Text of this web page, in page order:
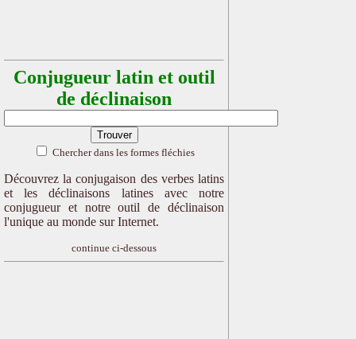
Conjugueur latin et outil
de déclinaison
Chercher dans les formes fléchies
Découvrez la conjugaison des verbes latins
et les déclinaisons latines avec notre
conjugueur et notre outil de déclinaison
l'unique au monde sur Internet.
continue ci-dessous